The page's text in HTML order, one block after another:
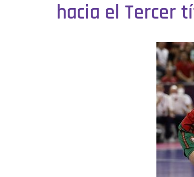
hacia el Tercer